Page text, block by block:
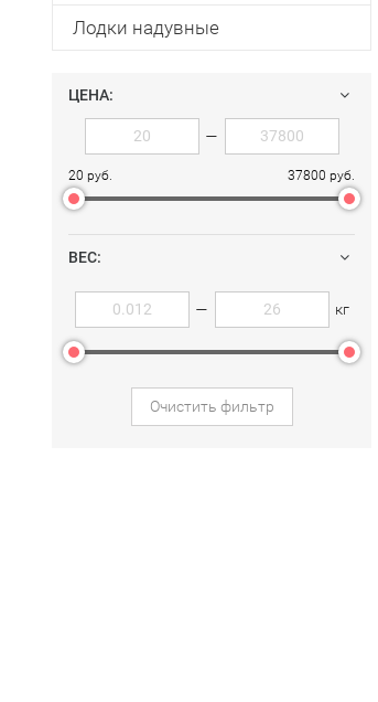
Лодки надувные
ЦЕНА:
—
20 руб. 37800 руб.
ВЕС:
— кг
Очистить фильтр